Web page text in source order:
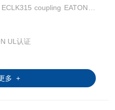
coupling EATON C
Electric Co.,Ltd
UL认证
多 +